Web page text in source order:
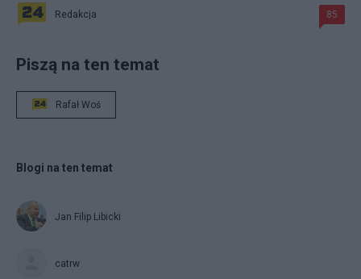
Redakcja 85
Piszą na ten temat
Rafał Woś
Blogi na ten temat
Jan Filip Libicki
catrw